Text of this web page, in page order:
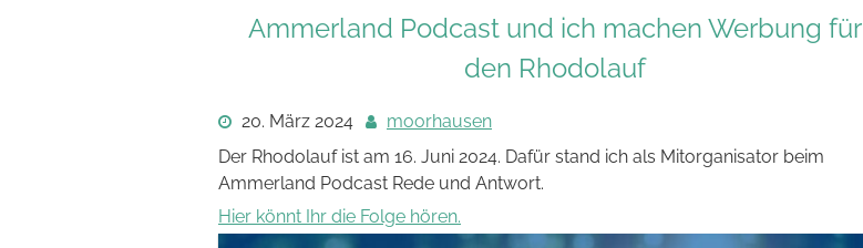
Ammerland Podcast und ich machen Werbung für
den Rhodolauf
20. März 2024
moorhausen
Der Rhodolauf ist am 16. Juni 2024. Dafür stand ich als Mitorganisator beim
Ammerland Podcast Rede und Antwort.
Hier könnt Ihr die Folge hören.